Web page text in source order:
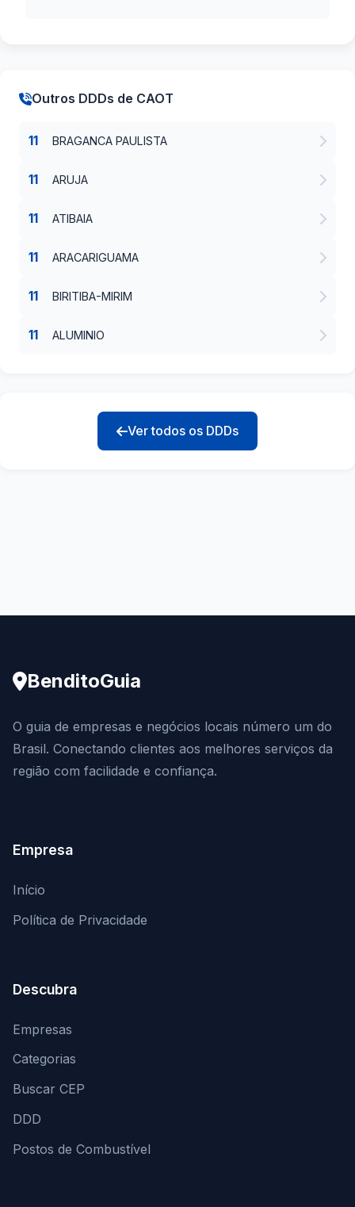
Outros DDDs de CAOT
11 BRAGANCA PAULISTA
11 ARUJA
11 ATIBAIA
11 ARACARIGUAMA
11 BIRITIBA-MIRIM
11 ALUMINIO
Ver todos os DDDs
BenditoGuia
O guia de empresas e negócios locais número um do
Brasil. Conectando clientes aos melhores serviços da
região com facilidade e confiança.
Empresa
Início
Política de Privacidade
Descubra
Empresas
Categorias
Buscar CEP
DDD
Postos de Combustível